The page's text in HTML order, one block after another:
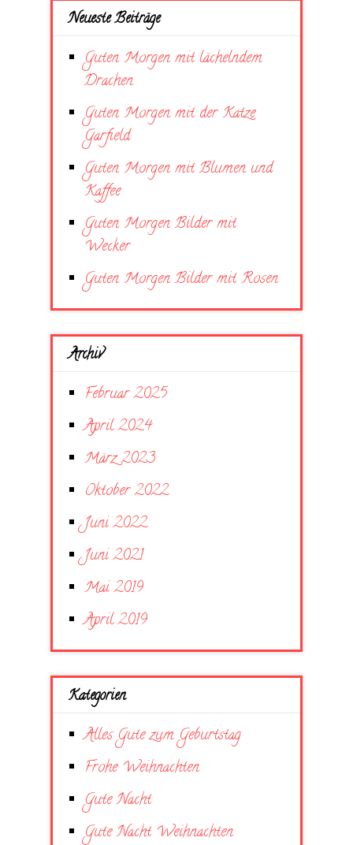
Neueste Beiträge
Guten Morgen mit lächelndem
Drachen
Guten Morgen mit der Katze
Garfield
Guten Morgen mit Blumen und
Kaffee
Guten Morgen Bilder mit
Wecker
Guten Morgen Bilder mit Rosen
Archiv
Februar 2025
April 2024
März 2023
Oktober 2022
Juni 2022
Juni 2021
Mai 2019
April 2019
Kategorien
Alles Gute zum Geburtstag
Frohe Weihnachten
Gute Nacht
Gute Nacht Weihnachten